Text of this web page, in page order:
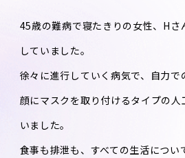
45歳の難病で寝たきりの女性、Hさ
していました。
徐々に進行していく病気で、自力で
顔にマスクを取り付けるタイプの人
いました。
食事も排泄も、すべての生活につい